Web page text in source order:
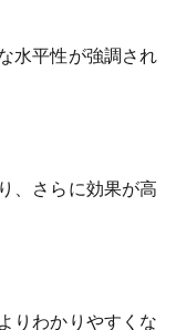
水平性が強調され
、さらに効果が高
りわかりやすくな